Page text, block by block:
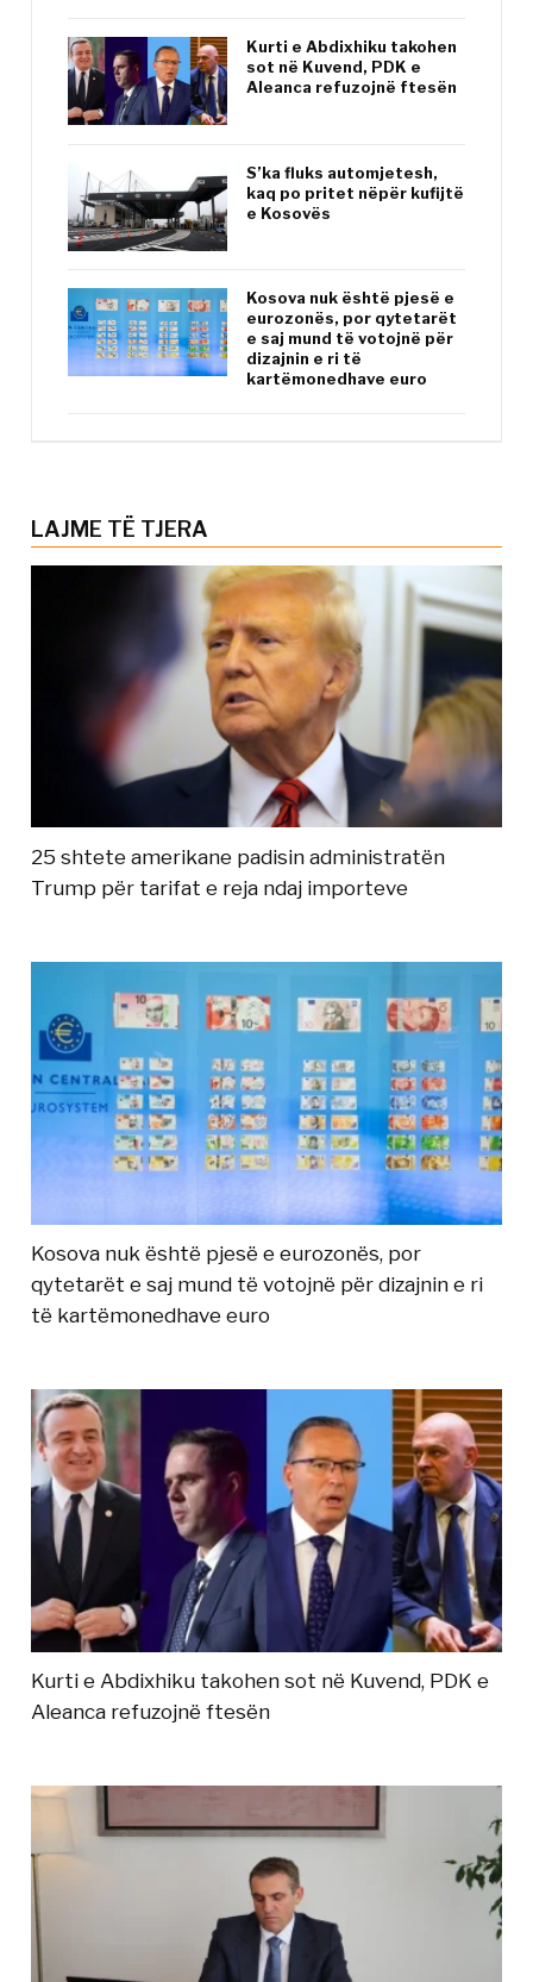
Kurti e Abdixhiku takohen
sot në Kuvend, PDK e
Aleanca refuzojnë ftesën
S’ka fluks automjetesh,
kaq po pritet nëpër kufijtë
e Kosovës
Kosova nuk është pjesë e
eurozonës, por qytetarët
e saj mund të votojnë për
dizajnin e ri të
kartëmonedhave euro
LAJME TË TJERA
25 shtete amerikane padisin administratën
Trump për tarifat e reja ndaj importeve
Kosova nuk është pjesë e eurozonës, por
qytetarët e saj mund të votojnë për dizajnin e ri
të kartëmonedhave euro
Kurti e Abdixhiku takohen sot në Kuvend, PDK e
Aleanca refuzojnë ftesën